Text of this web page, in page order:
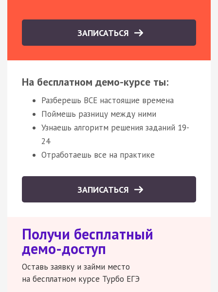
ЗАПИСАТЬСЯ
На бесплатном демо-курсе ты:
Разберешь ВСЕ настоящие времена
Поймешь разницу между ними
Узнаешь алгоритм решения заданий 19-
24
Отработаешь все на практике
ЗАПИСАТЬСЯ
Получи бесплатный
демо-доступ
Оставь заявку и займи место
на бесплатном курсе Турбо ЕГЭ